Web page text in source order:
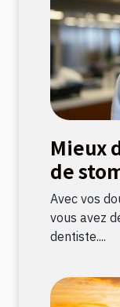
Mieux
de
Avec vos
vous avez
dentiste....